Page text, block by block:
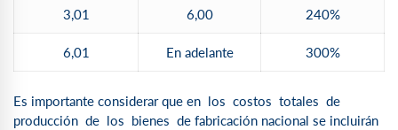
3,01 6,00 240%
6,01 En adelante 300%
Es importante considerar que en los costos totales de
producción de los bienes de fabricación nacional se incluirán